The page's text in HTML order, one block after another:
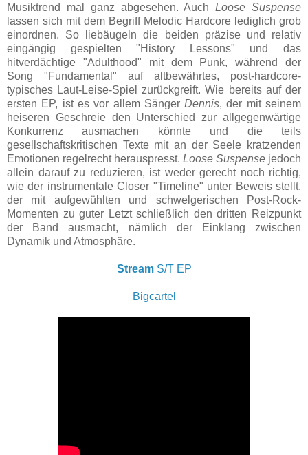
Musiktrend mal ganz abgesehen. AuchLoose Suspense
lassen sich mit dem Begriff Melodic Hardcore lediglich grob
einordnen. So liebäugeln die beiden präzise und relativ
eingängig gespielten "History Lessons" und das
hitverdächtige "Adulthood" mit dem Punk, während der
Song "Fundamental" auf altbewährtes, post-hardcore-
typisches Laut-Leise-Spiel zurückgreift. Wie bereits auf der
ersten EP, ist es vor allem SängerDennis, der mit seinem
heiseren Geschreie den Unterschied zur allgegenwärtige
Konkurrenz ausmachen könnte und die teils
gesellschaftskritischen Texte mit an der Seele kratzenden
Emotionen regelrecht herauspresst. Loose Suspense jedoch
allein darauf zu reduzieren, ist weder gerecht noch richtig,
wie der instrumentale Closer "Timeline" unter Beweis stellt,
der mit aufgewühlten und schwelgerischen Post-Rock-
Momenten zu guter Letzt schließlich den dritten Reizpunkt
der Band ausmacht, nämlich der Einklang zwischen
Dynamik und Atmosphäre.
StreamS/T EP
Bigcartel